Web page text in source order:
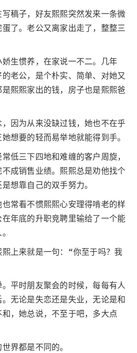
稿子，好友熙熙突然发来一条微
了。老公又离家出走了，整整三
生惯养，在家说一不二。几年
老公，是个朴实、简单、对她又
熙熙家出的钱，房子也是熙熙爸
因为从来没缺过钱，她也不在乎
想要的轻而易举地就能得到手。
低三下四地和难缠的客户周旋，
成销售业绩。熙熙总是劝他找个
想靠自己的双手努力。
常看不惯熙熙心安理得啃老的样
年底的升职竞聘里输给了一个能
上来就是一句：“你至于吗？我
平时朋友聚会的时候，每每有人
无论是失恋还是失业，无论是和
，她总说，不至于吧，多大点
界都是不同的。